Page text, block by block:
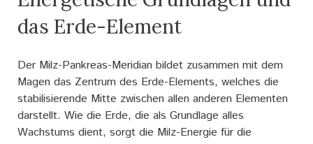
das Erde-Element
Der Milz-Pankreas-Meridian bildet zusammen mit dem
Magen das Zentrum des Erde-Elements, welches die
stabilisierende Mitte zwischen allen anderen Elementen
darstellt. Wie die Erde, die als Grundlage alles
Wachstums dient, sorgt die Milz-Energie für die